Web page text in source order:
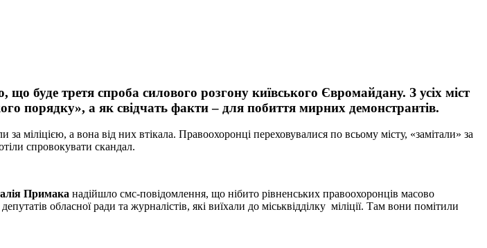
буде третя спроба силового розгону київського Євромайдану. З усіх міст
порядку», а як свідчать факти – для побиття мирних демонстрантів.
міліцією, а вона від них втікала. Правоохоронці переховувалися по всьому місту, «замітали» за
спровокувати скандал.
Примака надійшло смс-повідомлення, що нібито рівненських правоохоронців масово
обласної ради та журналістів, які виїхали до міськвідділку міліції. Там вони помітили